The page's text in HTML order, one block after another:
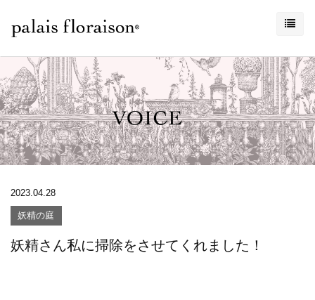
2023.04.28
妖精の庭
妖精さん私に掃除をさせてくれました！